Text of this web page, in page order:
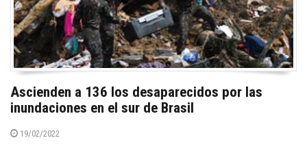
Ascienden a 136 los desaparecidos por las
inundaciones en el sur de Brasil
19/02/2022